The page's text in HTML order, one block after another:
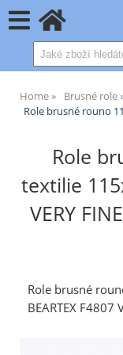
Home Brusné role
Role brusné rouno
Role
textilie
VERY
Role brusné
BEARTEX F4807